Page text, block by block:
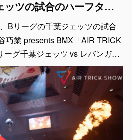
Bリーグの千葉ジェッツの試合のハーフタイムで鎌ケ谷巧業 presents BMX「AIR TRICK SHOW」を再演
Bリーグの千葉ジェッツの試合
巧業 presents BMX「AIR TRICK
ーグ千葉ジェッツ vs レバンガ…